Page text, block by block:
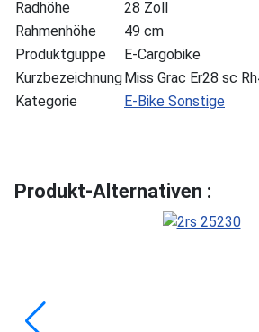
Radhöhe
28 Zoll
Rahmenhöhe
49 cm
Produktguppe
E-Cargobike
KurzbezeichnungMiss Grac Er28 sc
Kategorie
E-Bike Sonstige
Produkt-Alternativen :